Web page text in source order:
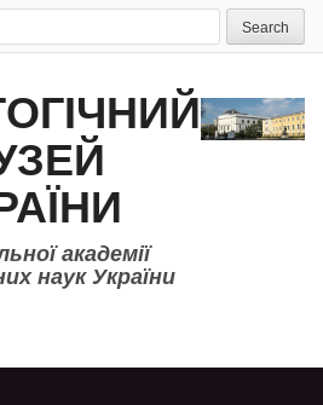
академії
наук України